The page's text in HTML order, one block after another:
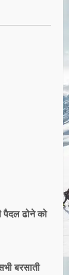
पैदल ढोने को
बरसाती